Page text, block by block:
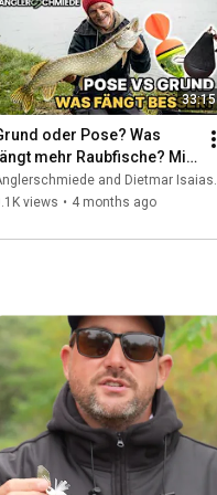
33:15
oder Pose? Was
mehr Raubfische? Mit
Isaiaschand Dietmar Isaiasch
views • 4 months ago